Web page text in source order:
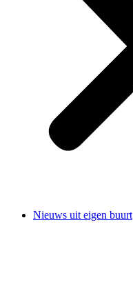
Nieuws uit eigen buurt